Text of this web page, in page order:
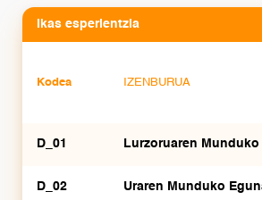
from the Noun Project
Ikas esperientzia
Kodea IZENBURUA
D_01 Lurzoruaren Munduko
D_02 Uraren Munduko